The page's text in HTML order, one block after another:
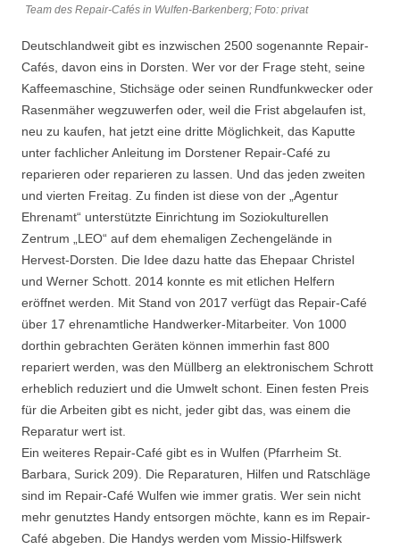
Team des Repair-Cafés in Wulfen-Barkenberg; Foto: privat
Deutschlandweit gibt es inzwischen 2500 sogenannte Repair-
Cafés, davon eins in Dorsten. Wer vor der Frage steht, seine
Kaffeemaschine, Stichsäge oder seinen Rundfunkwecker oder
Rasenmäher wegzuwerfen oder, weil die Frist abgelaufen ist,
neu zu kaufen, hat jetzt eine dritte Möglichkeit, das Kaputte
unter fachlicher Anleitung im Dorstener Repair-Café zu
reparieren oder reparieren zu lassen. Und das jeden zweiten
und vierten Freitag. Zu finden ist diese von der „Agentur
Ehrenamt“ unterstützte Einrichtung im Soziokulturellen
Zentrum „LEO“ auf dem ehemaligen Zechengelände in
Hervest-Dorsten. Die Idee dazu hatte das Ehepaar Christel
und Werner Schott. 2014 konnte es mit etlichen Helfern
eröffnet werden. Mit Stand von 2017 verfügt das Repair-Café
über 17 ehrenamtliche Handwerker-Mitarbeiter. Von 1000
dorthin gebrachten Geräten können immerhin fast 800
repariert werden, was den Müllberg an elektronischem Schrott
erheblich reduziert und die Umwelt schont. Einen festen Preis
für die Arbeiten gibt es nicht, jeder gibt das, was einem die
Reparatur wert ist.
Ein weiteres Repair-Café gibt es in Wulfen (Pfarrheim St.
Barbara, Surick 209). Die Reparaturen, Hilfen und Ratschläge
sind im Repair-Café Wulfen wie immer gratis. Wer sein nicht
mehr genutztes Handy entsorgen möchte, kann es im Repair-
Café abgeben. Die Handys werden vom Missio-Hilfswerk